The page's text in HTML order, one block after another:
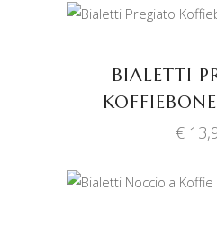
BIALETTI
€